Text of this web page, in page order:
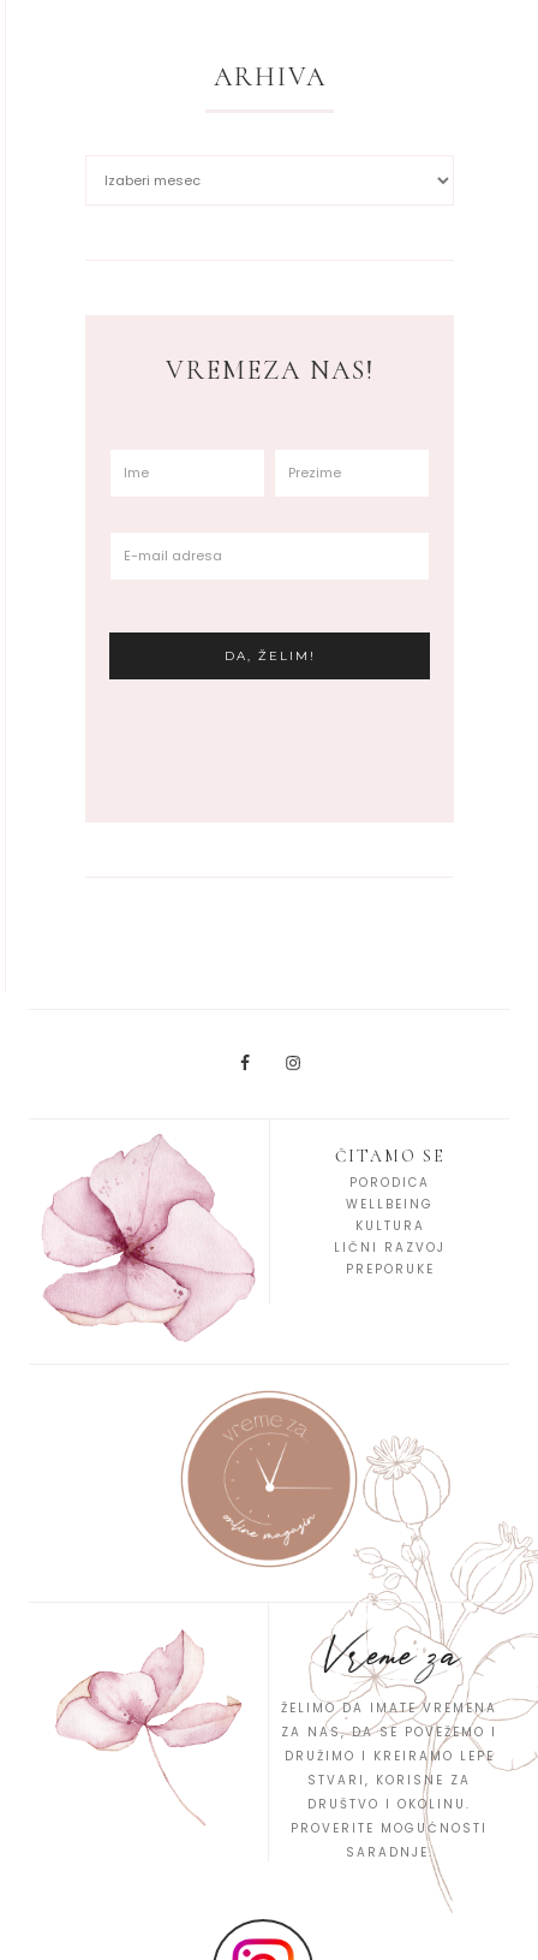
ARHIVA
VREMEZA NAS!
ČITAMO SE
PORODICA
WELLBEING
KULTURA
LIČNI RAZVOJ
PREPORUKE
Vreme za
ŽELIMO DA IMATE VREMENA
ZA NAS, DA SE POVEŽEMO I
DRUŽIMO I KREIRAMO LEPE
STVARI, KORISNE ZA
DRUŠTVO I OKOLINU.
PROVERITE MOGUĆNOSTI
SARADNJE.